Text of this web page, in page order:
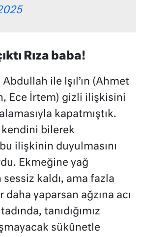
Rıza baba!
ile Işıl’ın (Ahmet
Ece İrtem) gizli ilişkisini
kapatmıştık.
kendini bilerek
ilişkinin duyulmasını
Ekmeğine yağ
kaldı, ama fazla
daha yaparsan ağzına acı
tanıdığımız
sükûnetle